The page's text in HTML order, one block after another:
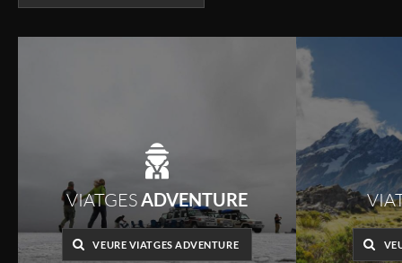
VIATGESADVENTURE
VEURE VIATGES ADVENTURE